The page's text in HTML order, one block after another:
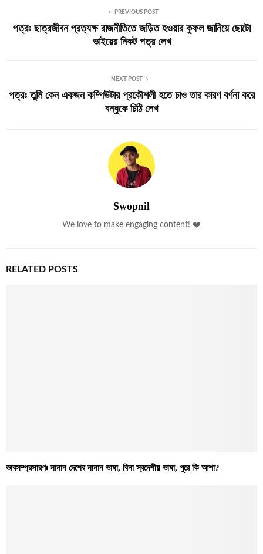
PREVIOUS POST
পত্রঃ ছাত্রজীবন প্রত্যক্ষ রাজনীতিতে জড়িত হওয়ার কুফল জানিয়ে ছোটো
ভাইয়ের নিকট পত্র লেখ
NEXT POST
পত্রঃ তুমি কেন একজন কম্পিউটার প্রকৌশলী হতে চাও তার কারণ বর্ণনা করে
বন্ধুকে চিঠি লেখ
Swopnil
We love to make engaging content! ❤️
RELATED POSTS
ভাবসম্প্রসারণঃ নানান দেশের নানান ভাষা, বিনা স্বদেশীয় ভাষা, পুরে কি আশা?